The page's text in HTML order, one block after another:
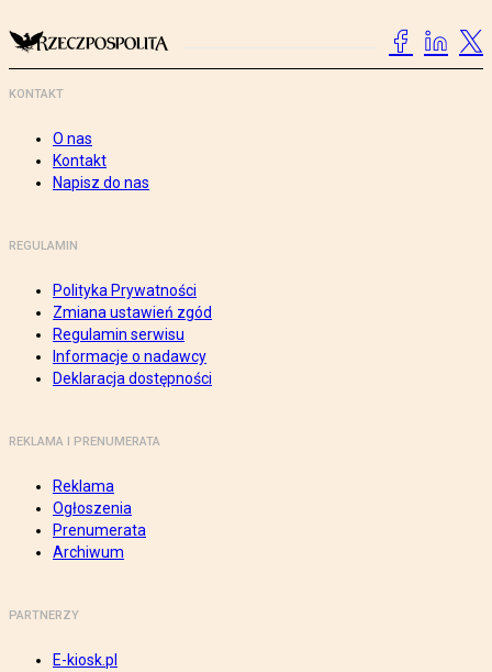
KONTAKT
O nas
Kontakt
Napisz do nas
REGULAMIN
Polityka Prywatności
Zmiana ustawień zgód
Regulamin serwisu
Informacje o nadawcy
Deklaracja dostępności
REKLAMA I PRENUMERATA
Reklama
Ogłoszenia
Prenumerata
Archiwum
PARTNERZY
E-kiosk.pl